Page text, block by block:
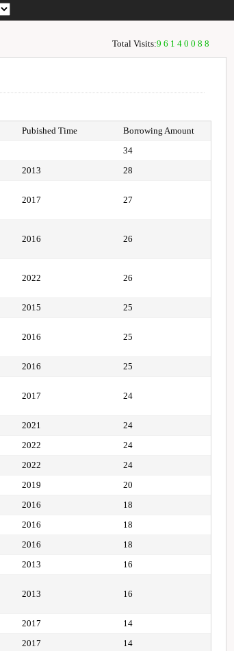
Total Visits:96140088
Pubished Time
Borrowing Amount
34
2013 28
2017 27
2016 26
2022 26
2015 25
2016 25
2016 25
2017 24
2021
24
2022
24
2022
24
2019
20
2016
18
2016
18
2016
18
2013 16
2013 16
2017
14
2017
14